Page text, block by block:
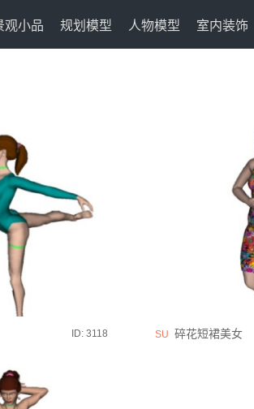
观小品 规划模型 人物模型 室内装饰
ID: 3118 SU 碎花短裙美女